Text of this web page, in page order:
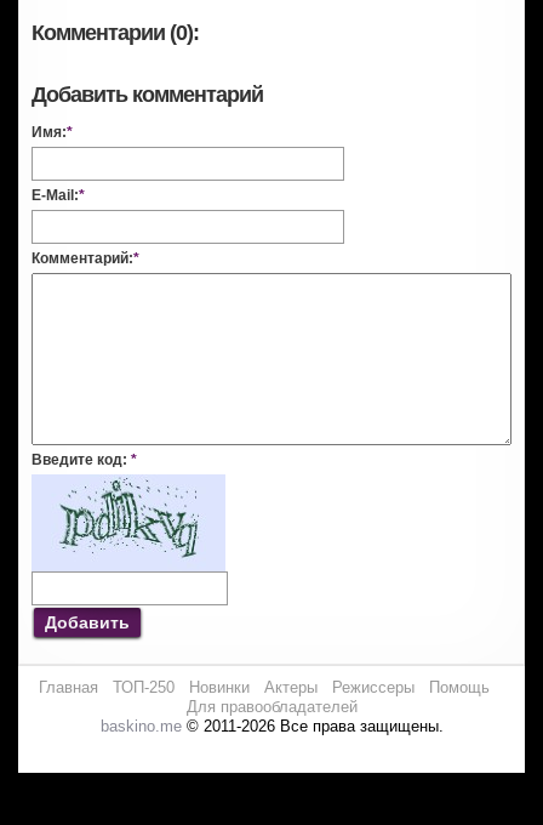
Комментарии (0):
Добавить комментарий
Имя:*
E-Mail:*
Комментарий:*
Введите код: *
Добавить
Главная ТОП-250 Новинки Актеры Режиссеры
Помощь
Для правообладателей
baskino.me© 2011-2026 Все права защищены.